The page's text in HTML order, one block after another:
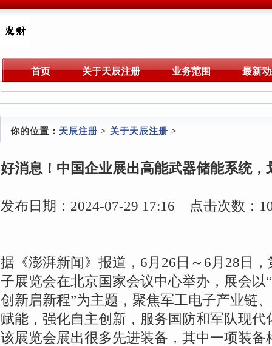
首页 关于天辰注册 业务范围 最新
你的位置： 天辰注册 > 关于天辰注册 >
好消息！中国企业展出高能武器储能系统，
发布日期：2024-07-29 17:16 点击次数：
据《澎湃新闻》报道，6月26日～6月28日
子展览会在北京国家会议中心举办，展会以
创新启新程”为主题，聚焦军工电子产业链
赋能，强化自主创新，服务国防和军队现代
该展览会展出很多先进装备，其中一项装备